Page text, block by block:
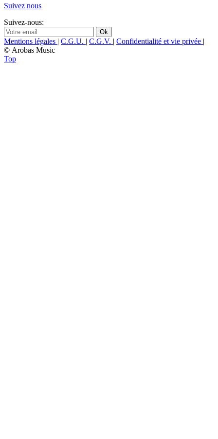
Suivez nous
Suivez-nous:
Mentions légales | C.G.U. | C.G.V. | Confidentialité et vie privée |
© Arobas Music
Top